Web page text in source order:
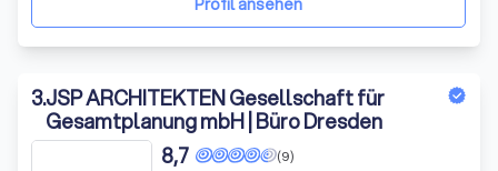
Profil ansehen
3.JSP ARCHITEKTEN Gesellschaft für
Gesamtplanung mbH | Büro Dresden
(9)
8,7